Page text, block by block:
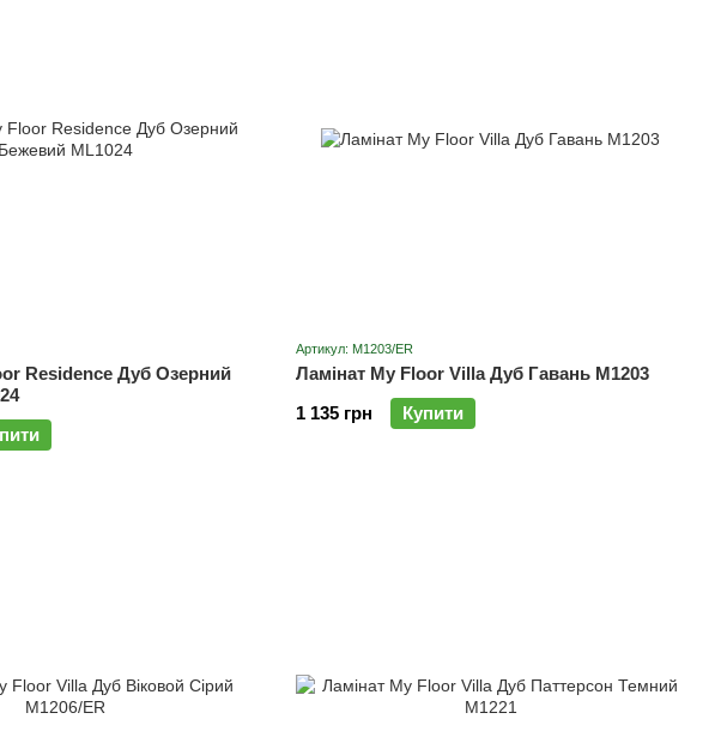
Residence Дуб Озерний
Артикул: M1203/ER
Ламінат My Floor Villa Дуб Гавань M1203
1 135 грн
Купити